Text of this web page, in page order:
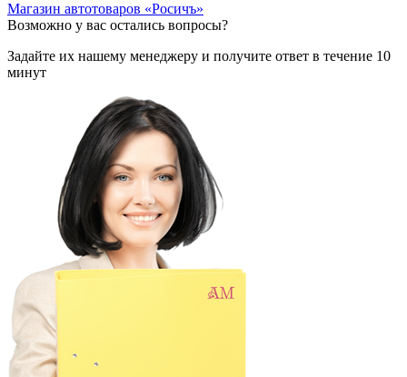
Магазин автотоваров «Росичъ»
Возможно у вас остались вопросы?
Задайте их нашему менеджеру и получите ответ в течение 10
минут